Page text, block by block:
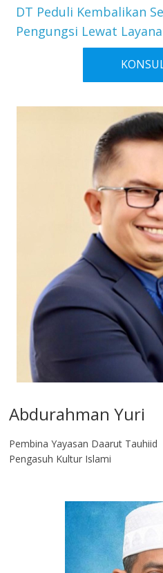
DT Peduli Kembalikan
Pengungsi Lewat
Abdurahman Yuri
Pembina Yayasan Daarut Tauhiid
Pengasuh Kultur Islami